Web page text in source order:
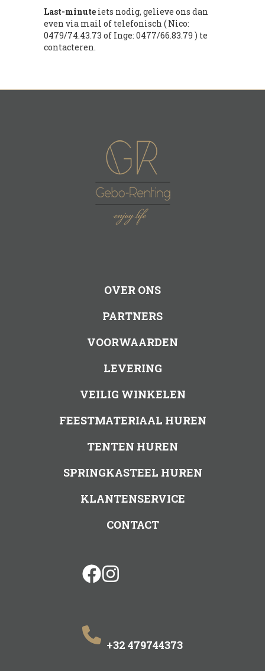
Last-minute iets nodig, gelieve ons dan
even via mail of telefonisch ( Nico:
0479/74.43.73 of Inge: 0477/66.83.79 ) te
contacteren.
OVER ONS
PARTNERS
VOORWAARDEN
LEVERING
VEILIG WINKELEN
FEESTMATERIAAL HUREN
TENTEN HUREN
SPRINGKASTEEL HUREN
KLANTENSERVICE
CONTACT
facebook
+32 479744373